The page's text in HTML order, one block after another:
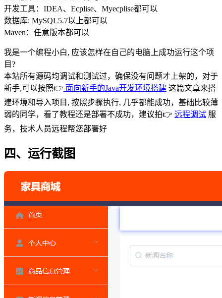
开发工具：IDEA、Ecplise、Myecplise都可以
数据库: MySQL5.7以上都可以
Maven：任意版本都可以
我是一个编程小白, 应该怎样在自己的电脑上成功运行这个项
目?
本站所有源码均调试和测试过，确保没有问题才上架的，对于
新手,可以按照👉 面向新手的Java开发环境搭建 这篇文章来搭
建环境和导入项目, 按照步骤执行, 几乎都能成功，基础比较薄
弱的同学，看了教程还是部署不成功，建议拍👉 远程调试 服
务，技术人员远程帮您部署好
四、运行截图